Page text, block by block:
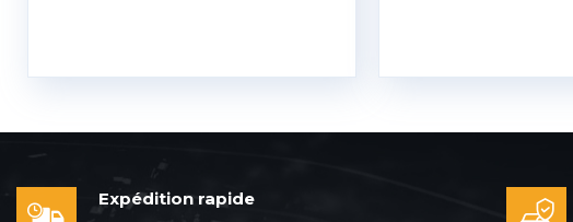
Expédition rapide